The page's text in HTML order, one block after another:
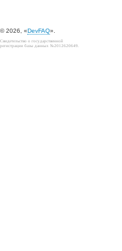
© 2026, «DevFAQ».
Свидетельство о государственной
регистрации базы данных №2012620649.